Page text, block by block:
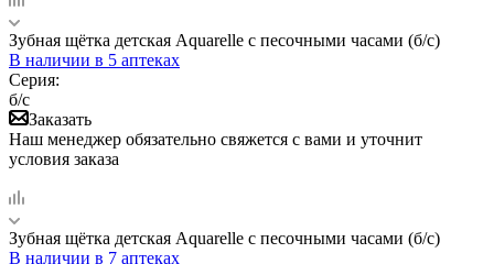
Зубная щётка детская Aquarelle c песочными часами (б/с)
В наличии в 5 аптеках
Серия:
б/с
Заказать
Наш менеджер обязательно свяжется с вами и уточнит
условия заказа
Зубная щётка детская Aquarelle c песочными часами (б/с)
В наличии в 7 аптеках